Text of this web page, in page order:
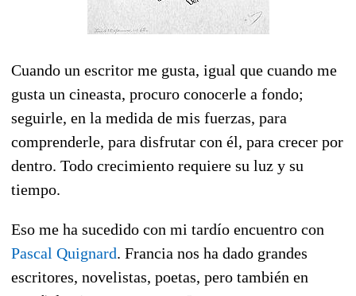
Cuando un escritor me gusta, igual que cuando me
gusta un cineasta, procuro conocerle a fondo;
seguirle, en la medida de mis fuerzas, para
comprenderle, para disfrutar con él, para crecer por
dentro. Todo crecimiento requiere su luz y su
tiempo.
Eso me ha sucedido con mi tardío encuentro con
Pascal Quignard. Francia nos ha dado grandes
escritores, novelistas, poetas, pero también en